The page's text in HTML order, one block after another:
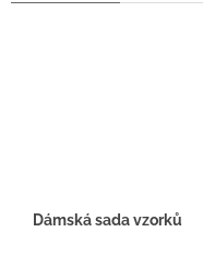
Dámská sada vzorků